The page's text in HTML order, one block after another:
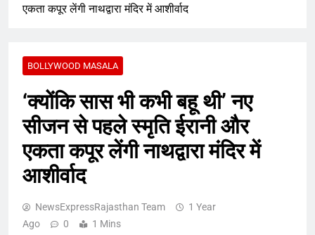
एकता कपूर लेंगी नाथद्वारा मंदिर में आशीर्वाद
BOLLYWOOD MASALA
‘क्योंकि सास भी कभी बहू थी’ नए
सीजन से पहले स्मृति ईरानी और
एकता कपूर लेंगी नाथद्वारा मंदिर में
आशीर्वाद
NewsExpressRajasthan Team
1 Year
Ago
0 1 Mins